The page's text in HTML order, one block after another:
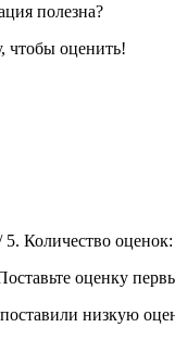
полезна?
чтобы оценить!
5. Количество оценок:
оценку
низкую